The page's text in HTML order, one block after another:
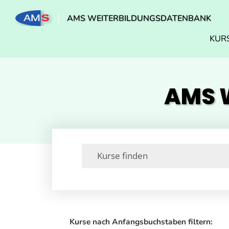
AMS WEITERBILDUNGSDATENBANK
AMS
Kurse nach Anfangsbuchstaben filtern: